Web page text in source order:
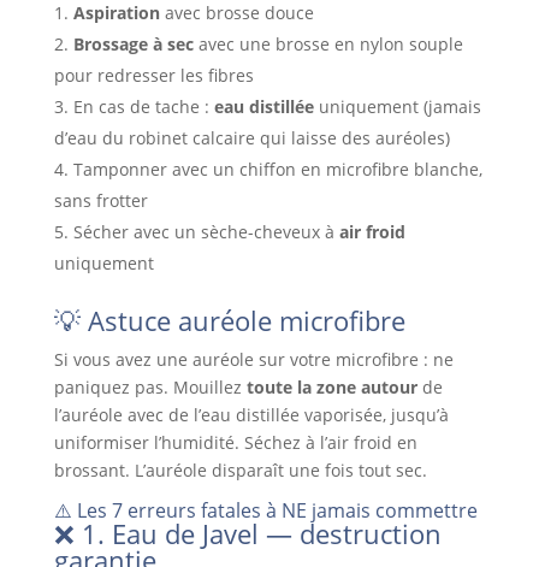
Aspirationavec brosse douce
Brossage à secavec une brosse en nylon souple
pour redresser les fibres
En cas de tache : eau distilléeuniquement (jamais
d’eau du robinet calcaire qui laisse des auréoles)
Tamponner avec un chiffon en microfibre blanche,
sans frotter
Sécher avec un sèche-cheveux à air froid
uniquement
💡 Astuce auréole microfibre
Si vous avez une auréole sur votre microfibre : ne
paniquez pas. Mouillez toute la zone autourde
l’auréole avec de l’eau distillée vaporisée, jusqu’à
uniformiser l’humidité. Séchez à l’air froid en
brossant. L’auréole disparaît une fois tout sec.
⚠️ Les 7 erreurs fatales à NE jamais commettre
❌ 1. Eau de Javel — destruction